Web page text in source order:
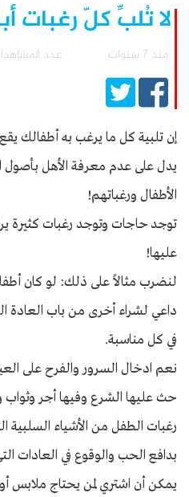
لا تُلبِّ كلّ رغبات
منذ 7 سنوات عدد المشاهدات :
إن تلبية كل ما يرغب به أطفالك
يدل على عدم معرفة الأهل بأصول
الأطفال ورغباتهم!
توجد حاجات وتوجد رغبات كثيرة
عليها!
لنضرب مثالاً على ذلك: لو كان
داعي لشراء أخرى من باب العادة
في كل مناسبة.
نعم ادخال السرور والفرح على
حث عليها الشرع وفيها أجر وثواب
رغبات الطفل من الأشياء السلبية
بدافع الحب والوقوع في العادات
يمكن أن اشتري لمن يحتاج ملابس